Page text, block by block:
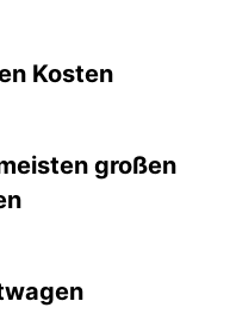
Kosten
großen